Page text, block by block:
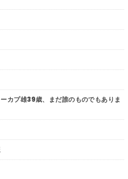
カプ雄39歳、まだ誰のものでもありま